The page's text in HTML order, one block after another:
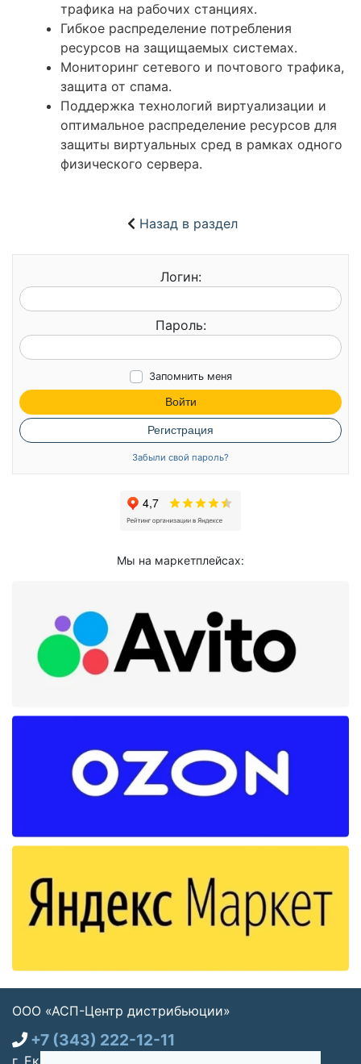
трафика на рабочих станциях.
Гибкое распределение потребления
ресурсов на защищаемых системах.
Мониторинг сетевого и почтового трафика,
защита от спама.
Поддержка технологий виртуализации и
оптимальное распределение ресурсов для
защиты виртуальных сред в рамках одного
физического сервера.
Назад в раздел
Логин:
Пароль:
Запомнить меня
Войти
Регистрация
Забыли свой пароль?
Мы на маркетплейсах:
ООО «АСП-Центр дистрибьюции»
+7 (343) 222-12-11